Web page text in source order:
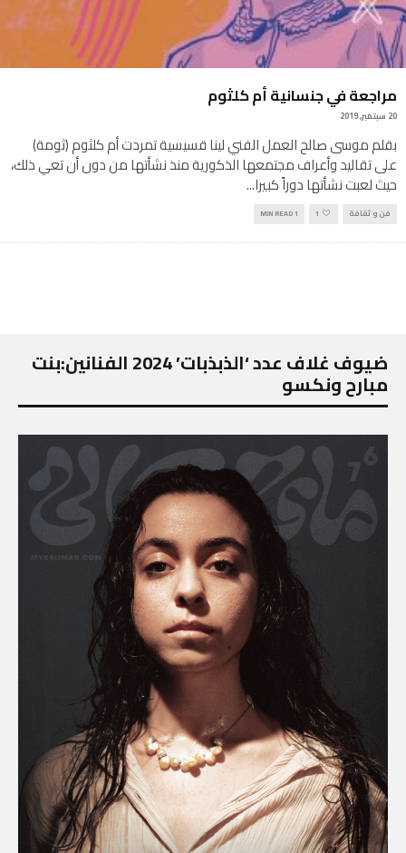
مراجعة في جنسانية أم كلثوم
20 سبتمبر, 2019
بقلم موسى صالح العمل الفني لينا قسيسية تمردت أم كلثوم (ثومة)
على تقاليد وأعراف مجتمعها الذكورية منذ نشأتها من دون أن تعي ذلك،
حيث لعبت نشأتها دوراً كبيرا...
فن و ثقافة 1
1 MIN READ
ضيوف غلاف عدد ‘الذبذبات’ 2024 الفنانين:بنت
مبارح ونكسو